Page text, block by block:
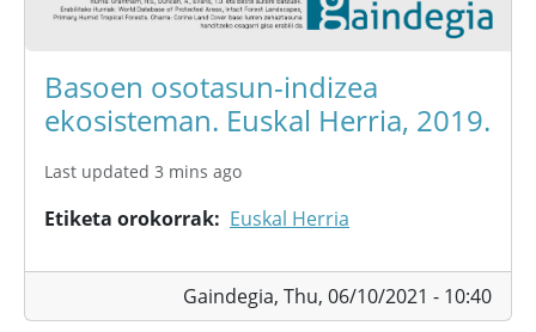
Basoen osotasun-indizea
ekosisteman. Euskal Herria, 2019.
Last updated 3 mins ago
Etiketa orokorrak Euskal Herria
Gaindegia, Thu, 06/10/2021 - 10:40